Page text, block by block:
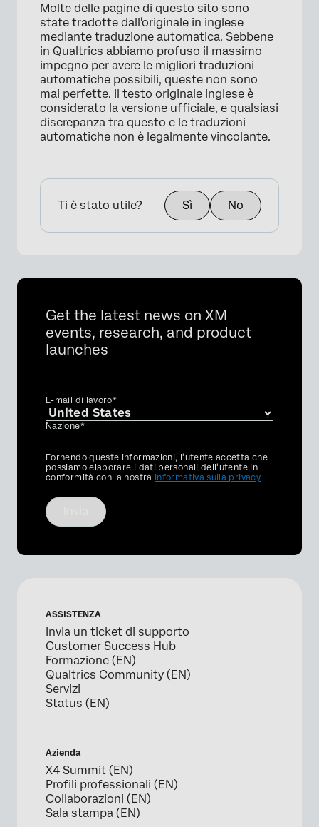
×
Molte delle pagine di questo sito sono
state tradotte dall'originale in inglese
mediante traduzione automatica. Sebbene
in Qualtrics abbiamo profuso il massimo
impegno per avere le migliori traduzioni
automatiche possibili, queste non sono
mai perfette. Il testo originale inglese è
considerato la versione ufficiale, e qualsiasi
discrepanza tra questo e le traduzioni
automatiche non è legalmente vincolante.
Ti è stato utile? Sì No
Get the latest news on XM
events, research, and product
launches
E-mail di lavoro*
Nazione*
Privacy
Optin
Fornendo queste informazioni, l'utente accetta che
possiamo elaborare i dati personali dell'utente in
conformità con la nostra Informativa sulla privacy
ASSISTENZA
Invia un ticket di supporto
Customer Success Hub
Formazione (EN)
Qualtrics Community (EN)
Servizi
Status (EN)
Azienda
X4 Summit (EN)
Profili professionali (EN)
Collaborazioni (EN)
Sala stampa (EN)